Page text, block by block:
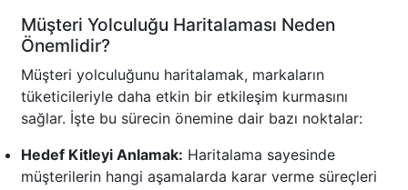
Müşteri Yolculuğu Haritalaması Neden
Önemlidir?
Müşteri yolculuğunu haritalamak, markaların
tüketicileriyle daha etkin bir etkileşim kurmasını
sağlar. İşte bu sürecin önemine dair bazı noktalar:
Hedef Kitleyi Anlamak: Haritalama sayesinde
müşterilerin hangi aşamalarda karar verme süreçleri